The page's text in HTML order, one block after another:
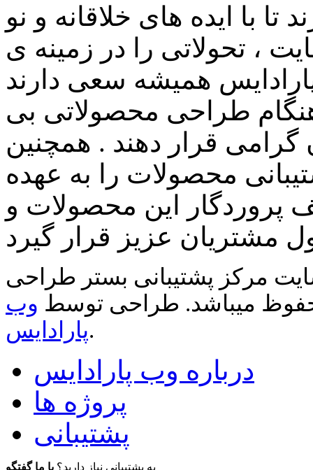
با ایده های خلاقانه و نو
، تحولاتی را در زمینه ی
همیشه سعی دارند
هنگام طراحی محصولاتی بی
قرار دهند . همچنین
محصولات را به عهده
پروردگار این محصولات و
مرکز پشتیبانی بستر طراحی
میباشد. طراحی توسط وب
پارادایس.
درباره وب پارادایس
پروژه ها
پشتیبانی
به پشتیبانی نیاز دارید؟ با ما گفتگو